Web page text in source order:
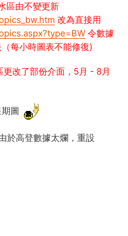
區由不變更新
改為直接用
令數據
每小時圖表不能修復)
改了部份介面，5月 - 8月
圖
於高登數據太爛，重設